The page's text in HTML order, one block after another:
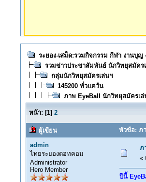
ระยอง-เสม็ด:รวมกิจกรรม กีฬา งานบุ
รวมข่าวประชาสัมพันธ์ นักวิทยุสมัคร
กลุ่มนักวิทยุสมัครเล่นฯ
145200 ทั่วแคว้น
ภาพ EyeBall นักวิทยุสมัครเล่
หน้า: [1] 2
ผู้เขียน หัวข้อ: ภ
admin
ไทยระยองดอทคอม
Administrator
Hero Member
ภ
«
ปีนี้